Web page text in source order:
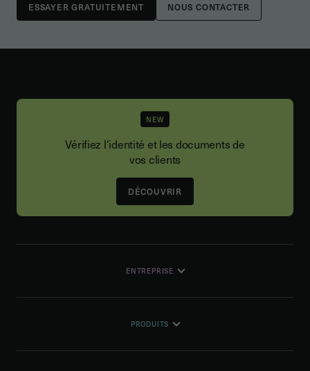
NOUS CONTACTER
NEW
Vérifiez l'identité et les documents de
vos clients
DÉCOUVRIR
ENTREPRISE
PRODUITS